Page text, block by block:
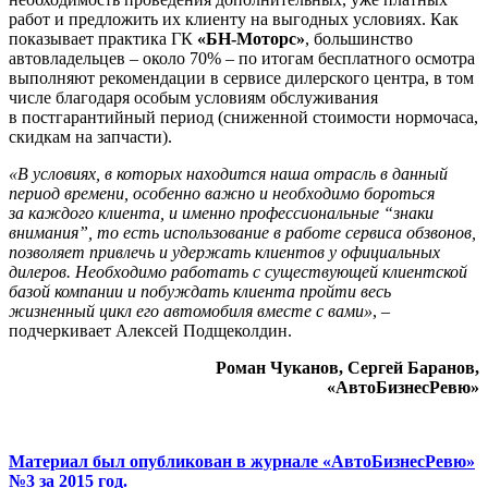
работ и предложить их клиенту на выгодных условиях. Как
показывает практика ГК «БН-Моторс», большинство
автовладельцев – около 70% – по итогам бесплатного осмотра
выполняют рекомендации в сервисе дилерского центра, в том
числе благодаря особым условиям обслуживания
в постгарантийный период (сниженной стоимости нормочаса,
скидкам на запчасти).
«В условиях, в которых находится наша отрасль в данный
период времени, особенно важно и необходимо бороться
за каждого клиента, и именно профессиональные “знаки
внимания”, то есть использование в работе сервиса обзвонов,
позволяет привлечь и удержать клиентов у официальных
дилеров. Необходимо работать с существующей клиентской
базой компании и побуждать клиента пройти весь
жизненный цикл его автомобиля вместе с вами», –
подчеркивает Алексей Подщеколдин.
Роман Чуканов, Сергей Баранов,
«АвтоБизнесРевю»
Материал был опубликован в журнале «АвтоБизнесРевю»
№3 за 2015 год.